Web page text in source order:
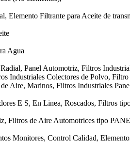
Filtrante para Aceite de
Agua
Panel Automotriz, Filtros
Colectores de Polvo,
Aire, Marinos, Filtros Industriales
E S, En Linea, Roscados, Filtros
Filtros de Aire Automotrices tipo
Monitores, Control Calidad,